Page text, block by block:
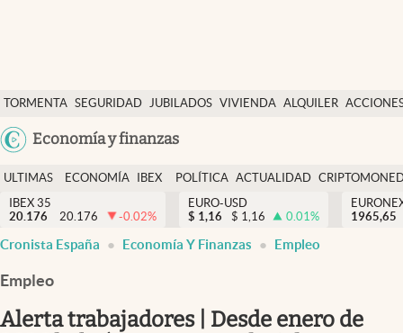
TORMENTA SEGURIDAD JUBILADOS VIVIENDA ALQUILER
USA
Economía y finanzas
Economía y finanzas
Política
Actualidad
Criptomonedas
España
ULTIMAS
NOTICIAS
ECONOMÍA
FINANZAS
IBEX
EURO
POLÍTICA ACTUALIDAD
IBEX 35
20.176
20.176 -0.02%
EURO-USD
$ 1,16 $ 1,16 0.01%
1965,65
Cronista España Economía Y Finanzas Empleo
Empleo
Alerta trabajadores | Desde enero de